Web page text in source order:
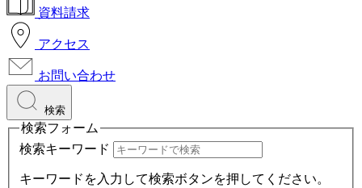
資料請求
アクセス
お問い合わせ
検索
検索フォーム
検索キーワード
キーワードを入力して検索ボタンを押してください。